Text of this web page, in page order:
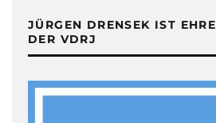
JÜRGEN DRENSEK IST
DER VDRJ